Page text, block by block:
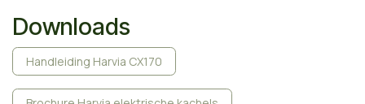
Downloads
Handleiding Harvia CX170